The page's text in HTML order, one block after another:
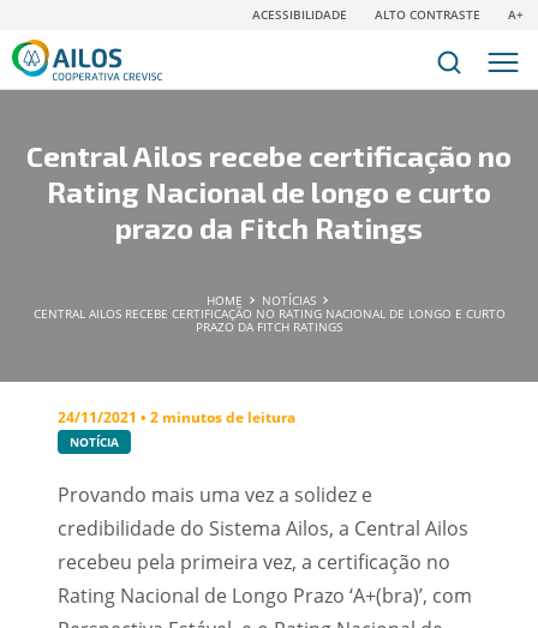
ACESSIBILIDADE ALTO CONTRASTE A+
Central Ailos recebe certificação no
Rating Nacional de longo e curto
prazo da Fitch Ratings
HOME
NOTÍCIAS
CENTRAL AILOS RECEBE CERTIFICAÇÃO NO RATING NACIONAL DE LONGO E CURTO
PRAZO DA FITCH RATINGS
24/11/2021 • 2 minutos de leitura
NOTÍCIA
Provando mais uma vez a solidez e
credibilidade do Sistema Ailos, a Central Ailos
recebeu pela primeira vez, a certificação no
Rating Nacional de Longo Prazo ‘A+(bra)’, com